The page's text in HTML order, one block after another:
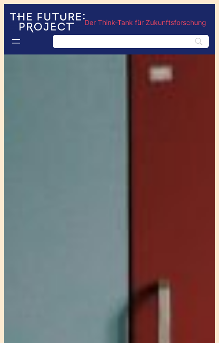
Der Think-Tank für Zukunftsforschung